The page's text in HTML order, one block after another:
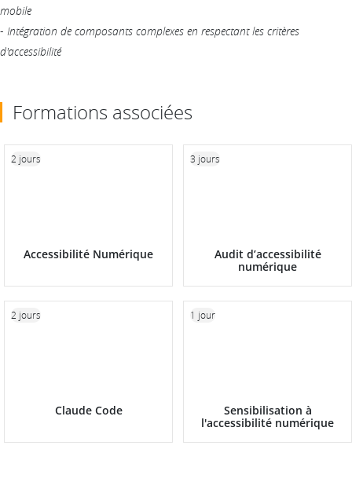
mobile
- Intégration de composants complexes en respectant les critères
d'accessibilité
Formations associées
Accessibilité Numérique
2 jours
Audit d’accessibilité
numérique
3 jours
Claude Code
2 jours
Sensibilisation à
l'accessibilité numérique
1 jour